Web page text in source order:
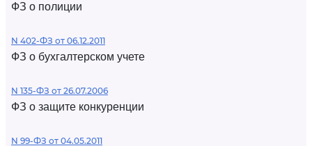
ФЗ о полиции
N 402-ФЗ от 06.12.2011
ФЗ о бухгалтерском учете
N 135-ФЗ от 26.07.2006
ФЗ о защите конкуренции
N 99-ФЗ от 04.05.2011